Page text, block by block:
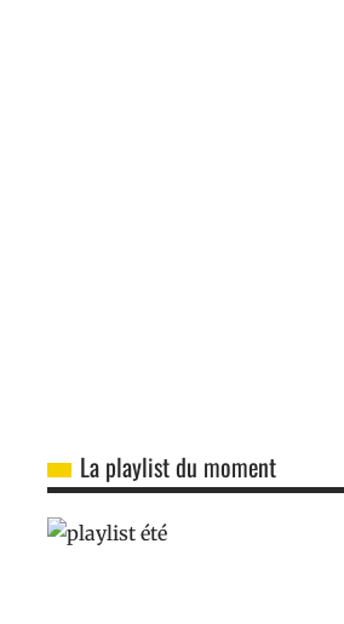
La playlist du moment